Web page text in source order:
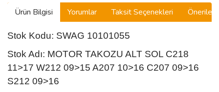
Ürün Bilgisi Yorumlar Taksit Seçenekleri
Stok Kodu: SWAG 10101055
Stok Adı: MOTOR TAKOZU ALT SOL C218
11>17 W212 09>15 A207 10>16 C207 09>16
S212 09>16